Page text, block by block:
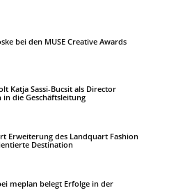
bei den MUSE Creative Awards
Katja Sassi-Bucsit als Director
die Geschäftsleitung
Erweiterung des Landquart Fashion
Destination
meplan belegt Erfolge in der